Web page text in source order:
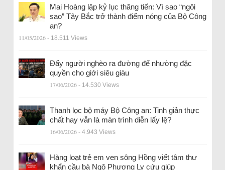
Mai Hoàng lập kỷ lục thăng tiến: Vì sao “ngôi
sao” Tây Bắc trở thành điểm nóng của Bộ Công
an?
11/05/2026 - 18.511 Views
Đẩy người nghèo ra đường để nhường đặc
quyền cho giới siêu giàu
17/06/2026 - 14.530 Views
Thanh lọc bộ máy Bộ Công an: Tinh giản thực
chất hay vẫn là màn trình diễn lấy lệ?
16/06/2026 - 4.943 Views
Hàng loạt trẻ em ven sông Hồng viết tâm thư
khẩn cầu bà Ngô Phương Ly cứu giúp